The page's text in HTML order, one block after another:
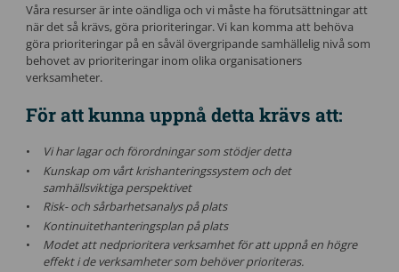
Våra resurser är inte oändliga och vi måste ha förutsättningar att
när det så krävs, göra prioriteringar. Vi kan komma att behöva
göra prioriteringar på en såväl övergripande samhällelig nivå som
behovet av prioriteringar inom olika organisationers
verksamheter.
För att kunna uppnå detta krävs att:
Vi har lagar och förordningar som stödjer detta
Kunskap om vårt krishanteringssystem och det
samhällsviktiga perspektivet
Risk- och sårbarhetsanalys på plats
Kontinuitethanteringsplan på plats
Modet att nedprioritera verksamhet för att uppnå en högre
effekt i de verksamheter som behöver prioriteras.